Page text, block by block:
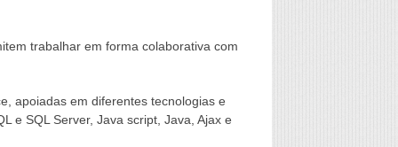
trabalhar em forma colaborativa com
apoiadas em diferentes tecnologias e
e SQL Server, Java script, Java, Ajax e